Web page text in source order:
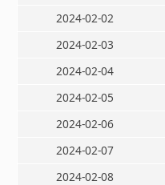
2024-02-02
2024-02-03
2024-02-04
2024-02-05
2024-02-06
2024-02-07
2024-02-08